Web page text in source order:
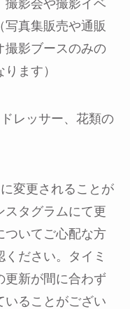
撮影会や撮影イベ
写真集販売や通販
撮影ブースのみの
ます）
レッサー、花類の
変更されることが
スタグラムにて更
ついてご心配な方
ださい。タイミ
更新が間に合わず
いることがござい